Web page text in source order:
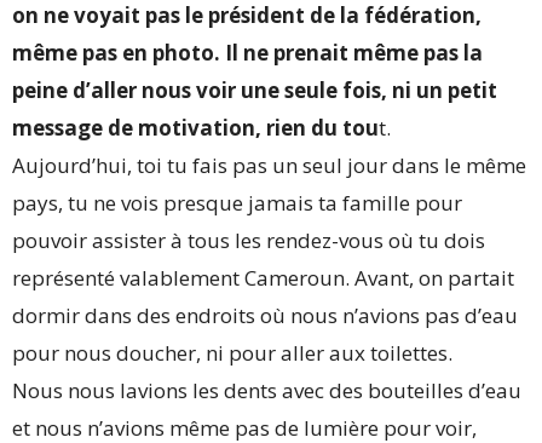
on ne voyait pas le président de la fédération,
même pas en photo. Il ne prenait même pas la
peine d’aller nous voir une seule fois, ni un petit
message de motivation, rien du tout.
Aujourd’hui, toi tu fais pas un seul jour dans le même
pays, tu ne vois presque jamais ta famille pour
pouvoir assister à tous les rendez-vous où tu dois
représenté valablement Cameroun. Avant, on partait
dormir dans des endroits où nous n’avions pas d’eau
pour nous doucher, ni pour aller aux toilettes.
Nous nous lavions les dents avec des bouteilles d’eau
et nous n’avions même pas de lumière pour voir,